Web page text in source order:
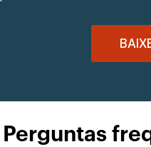
Perguntas